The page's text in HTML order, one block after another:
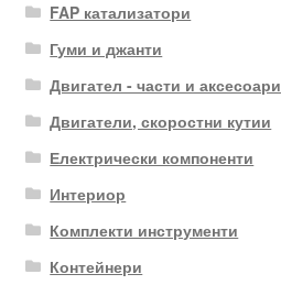
FAP катализатори
Гуми и джанти
Двигател - части и аксесоари
Двигатели, скоростни кутии
Електрически компоненти
Интериор
Комплекти инструменти
Контейнери